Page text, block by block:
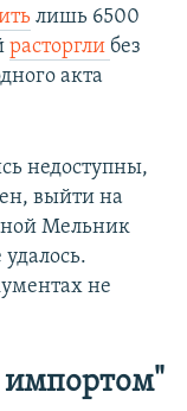
лишь 6500
расторгли без
акта
недоступны,
выйти на
Мельник
не